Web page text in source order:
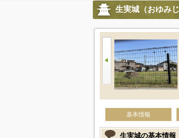
生実城（おゆみじ
基本情報
生実城の基本情報